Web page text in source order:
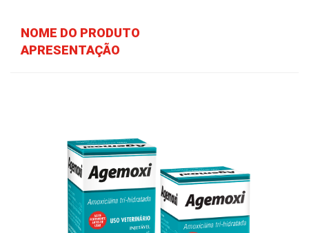
NOME DO PRODUTO
APRESENTAÇÃO